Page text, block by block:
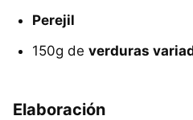
Perejil
150g de verduras
Elaboración